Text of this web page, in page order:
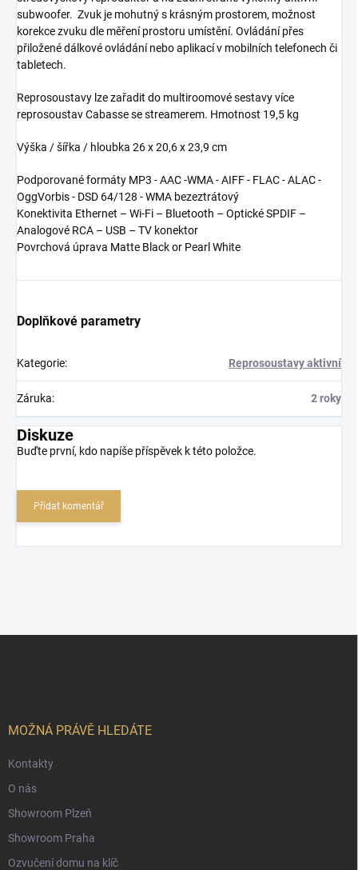
subwoofer. Zvuk je mohutný s krásným prostorem, možnost
korekce zvuku dle měření prostoru umístění. Ovládání přes
přiložené dálkové ovládání nebo aplikací v mobilních telefonech či
tabletech.
Reprosoustavy lze zařadit do multiroomové sestavy více
reprosoustav Cabasse se streamerem. Hmotnost 19,5 kg
Výška / šířka / hloubka 26 x 20,6 x 23,9 cm
Podporované formáty MP3 - AAC -WMA - AIFF - FLAC - ALAC -
OggVorbis - DSD 64/128 - WMA bezeztrátový
Konektivita Ethernet – Wi-Fi – Bluetooth – Optické SPDIF –
Analogové RCA – USB – TV konektor
Povrchová úprava Matte Black or Pearl White
Doplňkové parametry
Kategorie: Reprosoustavy aktivní
Záruka: 2 roky
Diskuze
Buďte první, kdo napíše příspěvek k této položce.
Přidat komentář
MOŽNÁ PRÁVĚ HLEDÁTE
Kontakty
O nás
Showroom Plzeň
Showroom Praha
Ozvučení domu na klíč